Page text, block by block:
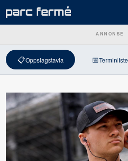
ANNONSE
📋Oppslagstavla 📅Terminliste